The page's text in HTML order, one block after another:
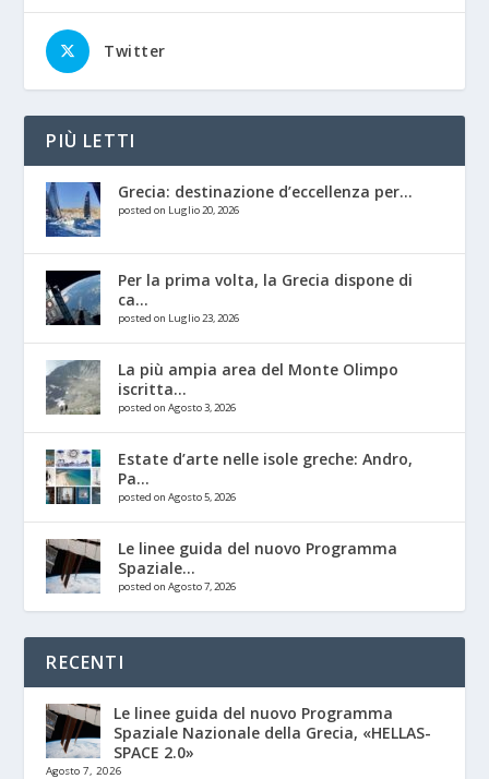
Twitter
PIÙ LETTI
Grecia: destinazione d’eccellenza per...
posted on Luglio 20, 2026
Per la prima volta, la Grecia dispone di
ca...
posted on Luglio 23, 2026
La più ampia area del Monte Olimpo
iscritta...
posted on Agosto 3, 2026
Estate d’arte nelle isole greche: Andro,
Pa...
posted on Agosto 5, 2026
Le linee guida del nuovo Programma
Spaziale...
posted on Agosto 7, 2026
RECENTI
Le linee guida del nuovo Programma
Spaziale Nazionale della Grecia, «HELLAS-
SPACE 2.0»
Agosto 7, 2026